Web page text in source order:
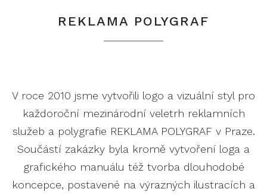
REKLAMA POLYGRAF
V roce 2010 jsme vytvořili logo a vizuální styl pro
každoroční mezinárodní veletrh reklamních
služeb a polygrafie REKLAMA POLYGRAF v Praze.
Součástí zakázky byla kromě vytvoření loga a
grafického manuálu též tvorba dlouhodobé
koncepce, postavené na výrazných ilustracích a